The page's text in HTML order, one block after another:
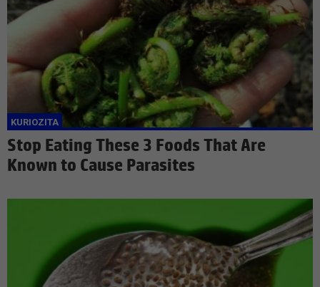
Stop Eating These 3 Foods That Are
Known to Cause Parasites